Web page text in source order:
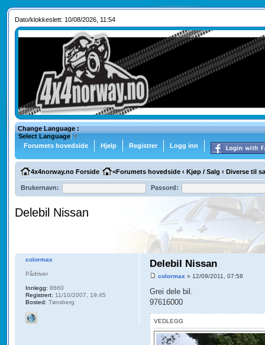
Dato/klokkeslett: 10/08/2026, 11:54
Change Language :
Select Language ▼
Forumets hovedside
Hjelp Registrer Logg inn
4x4norway.no Forside <Forumets hovedside ‹ Kjøp / Salg ‹ Diverse til
Brukernavn: Passord:
Delebil Nissan
Delebil Nissan
colormax » 12/09/2011, 07:58
Grei dele bil.
97616000
VEDLEGG
colormax
Pådriver
Innlegg: 8660
Registrert: 11/10/2007, 19:45
Bosted: Tønsberg